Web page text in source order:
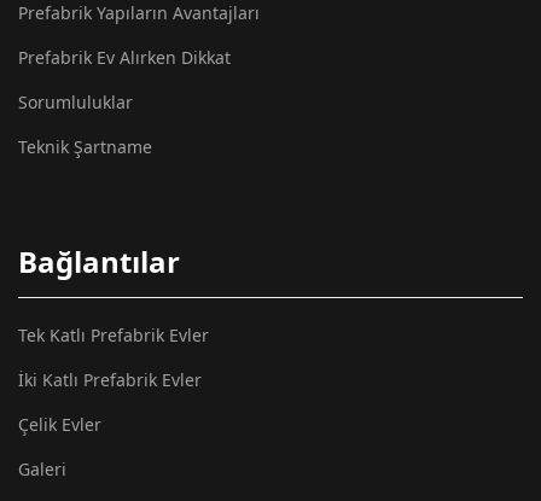
Prefabrik Yapıların Avantajları
Prefabrik Ev Alırken Dikkat
Sorumluluklar
Teknik Şartname
Bağlantılar
Tek Katlı Prefabrik Evler
İki Katlı Prefabrik Evler
Çelik Evler
Galeri